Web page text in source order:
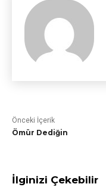
Önceki İçerik
Ömür Dediğin
İlginizi Çekebilir